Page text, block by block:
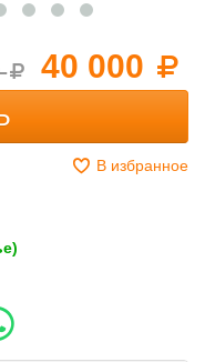
40 000
В избранное